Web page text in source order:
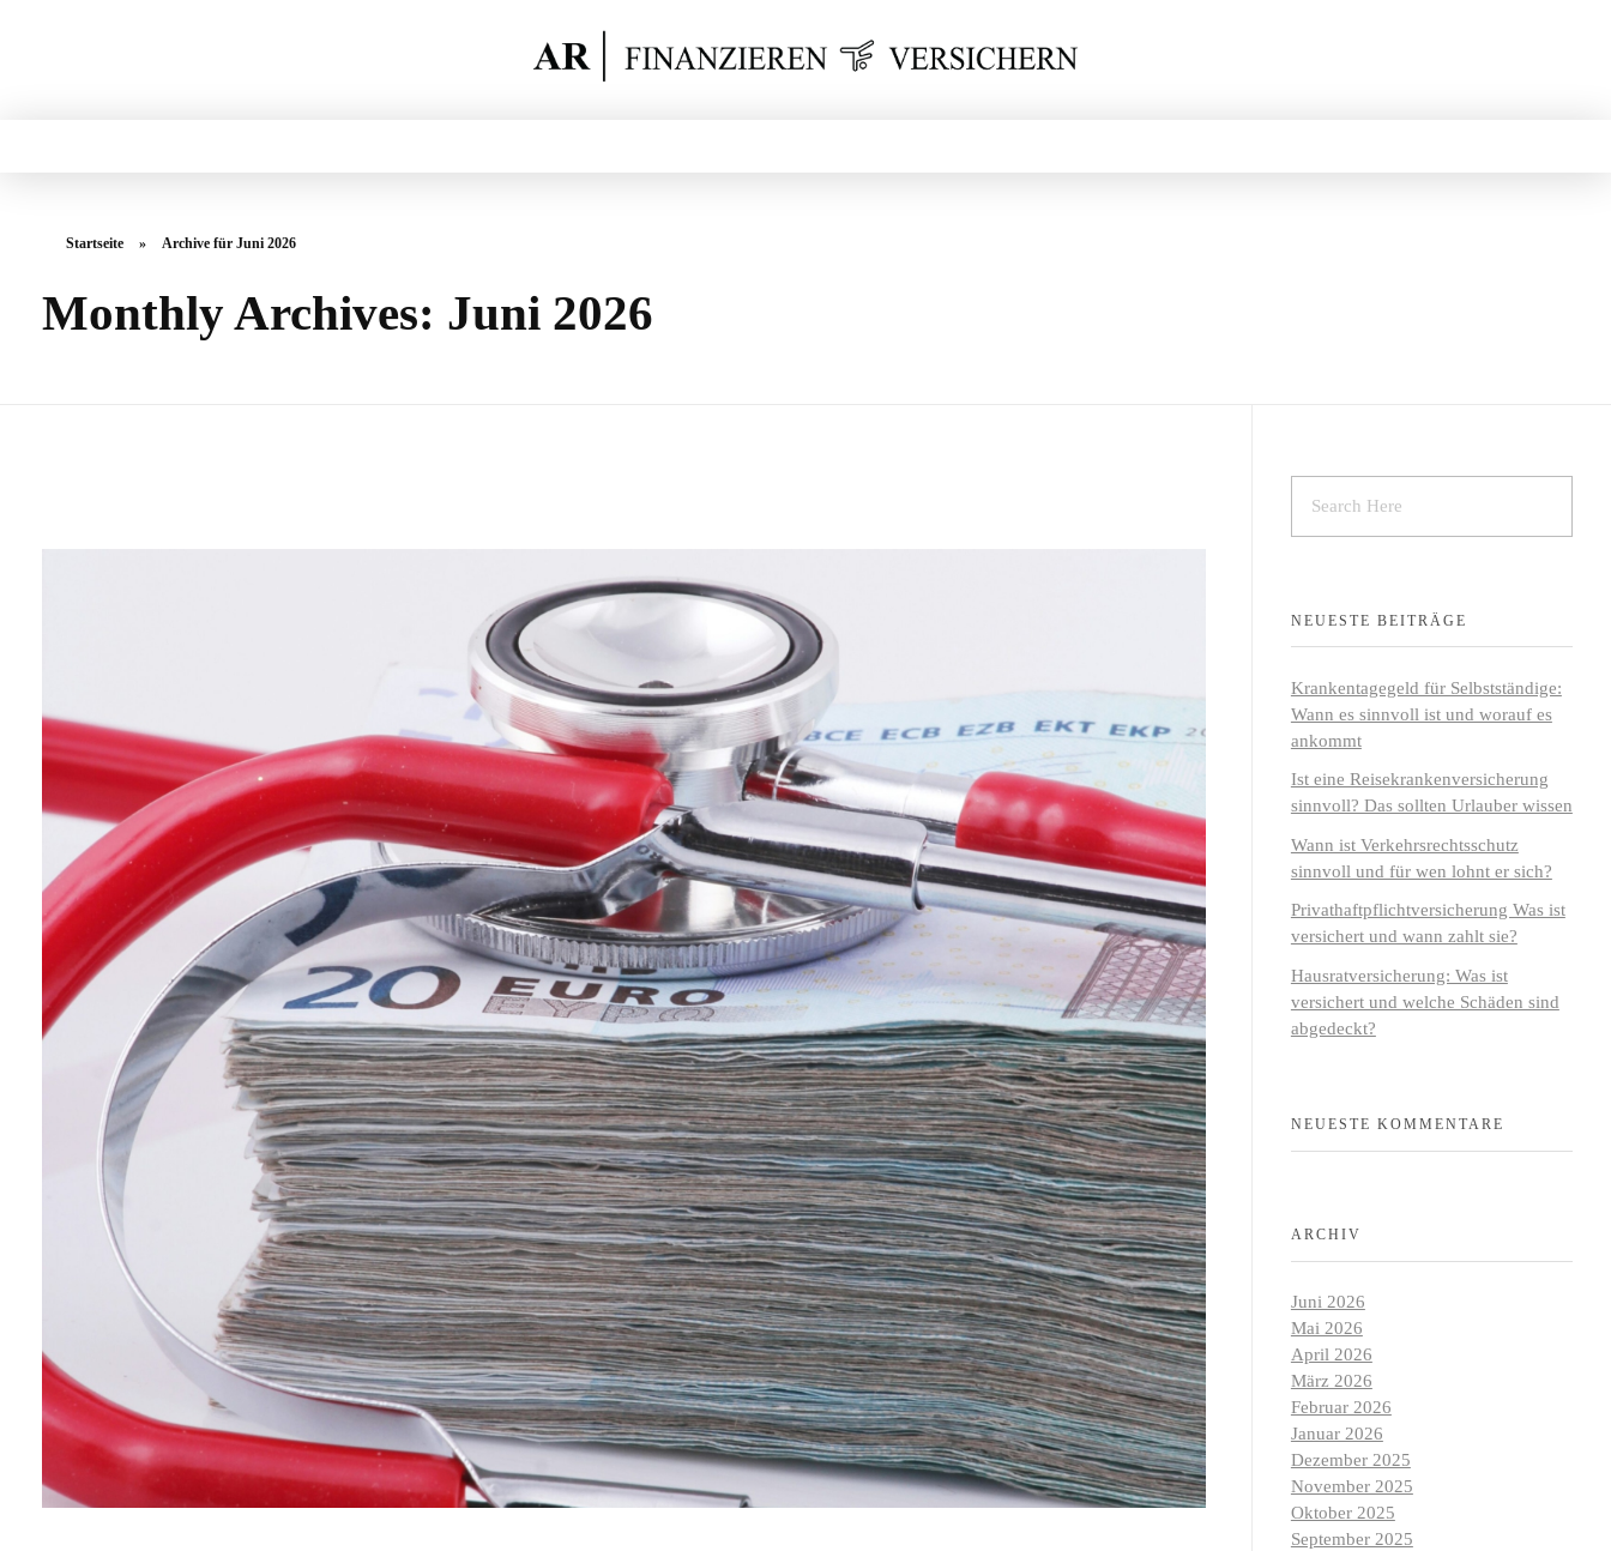
Startseite » Archive für Juni 2026
Monthly Archives: Juni 2026
NEUESTE BEITRÄGE
Krankentagegeld für Selbstständige:
Wann es sinnvoll ist und worauf es
ankommt
Ist eine Reisekrankenversicherung
sinnvoll? Das sollten Urlauber wissen
Wann ist Verkehrsrechtsschutz
sinnvoll und für wen lohnt er sich?
Privathaftpflichtversicherung Was ist
versichert und wann zahlt sie?
Hausratversicherung: Was ist
versichert und welche Schäden sind
abgedeckt?
NEUESTE KOMMENTARE
ARCHIV
Juni 2026
Mai 2026
April 2026
März 2026
Februar 2026
Januar 2026
Dezember 2025
November 2025
Oktober 2025
September 2025